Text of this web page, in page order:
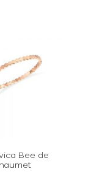
Bee de